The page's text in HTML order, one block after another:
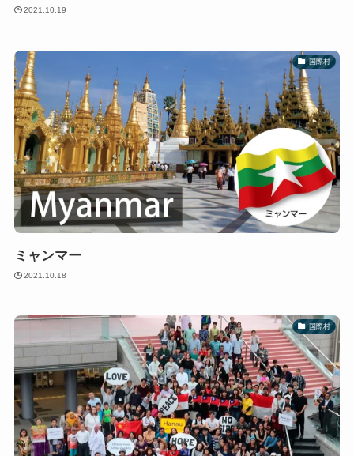
2021.10.19
国際村
ミャンマー
2021.10.18
国際村